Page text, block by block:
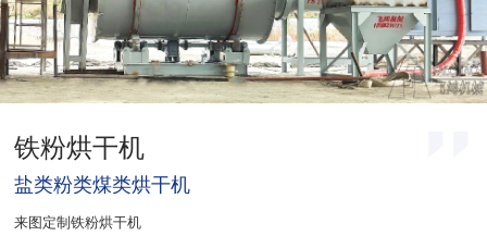
铁粉烘干机
盐类粉类煤类烘干机
来图定制铁粉烘干机